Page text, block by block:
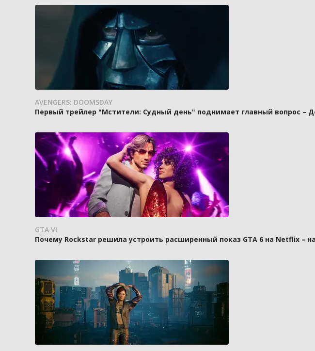
AVENGERS: DOOMSDAY
Первый трейлер "Мстители: Судный день" поднимает главный вопрос –
GTA VI
Почему Rockstar решила устроить расширенный показ GTA 6 на Netflix –